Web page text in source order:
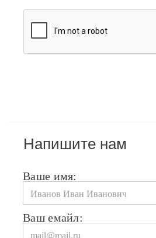
Напишите нам
Ваше имя:
Ваш емайл: